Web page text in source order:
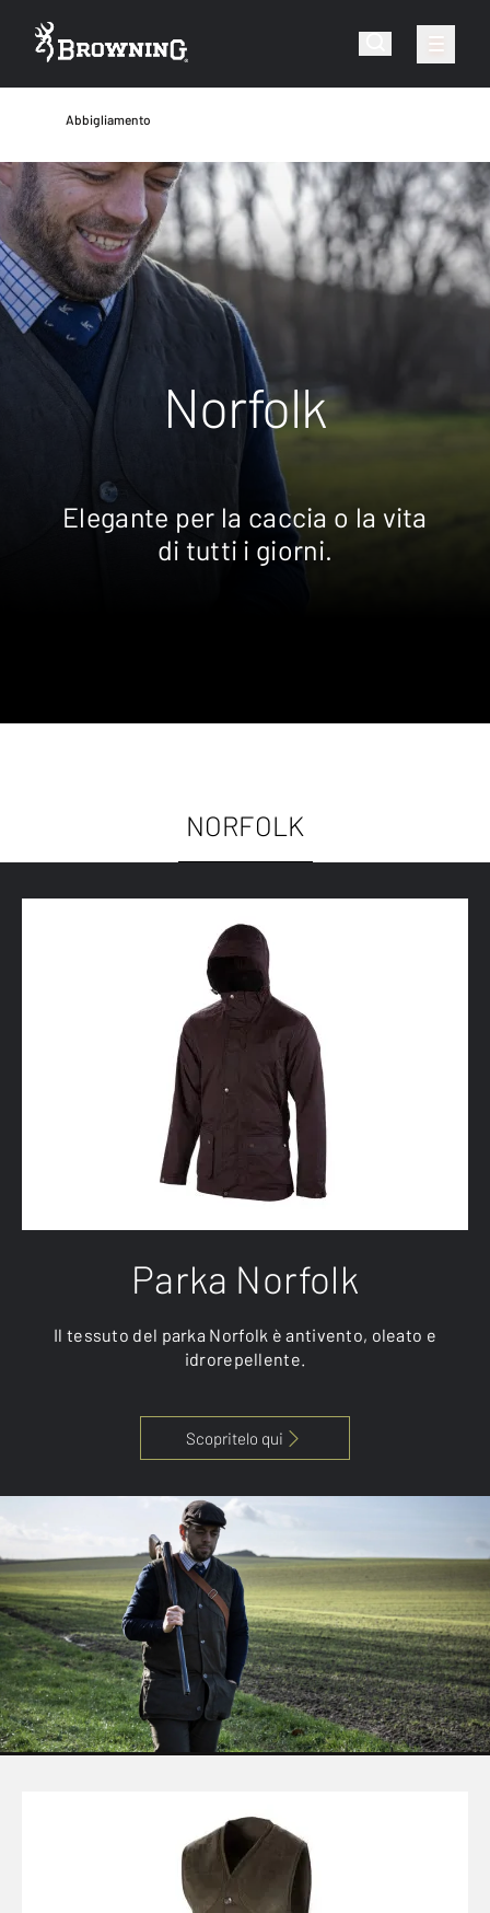
Abbigliamento
Norfolk
Elegante per la caccia o la vita
di tutti i giorni.
NORFOLK
Parka Norfolk
Il tessuto del parka Norfolk è antivento, oleato e
idrorepellente.
Scopritelo qui